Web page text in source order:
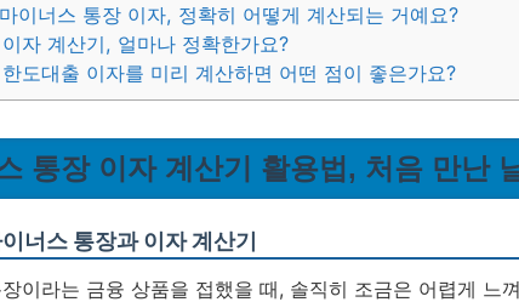
이너스 통장 이자, 정확히 어떻게 계산되는 거예요?
이자 계산기, 얼마나 정확한가요?
한도대출 이자를 미리 계산하면 어떤 점이 좋은가요?
통장 이자 계산기 활용법, 처음 만난
너스 통장과 이자 계산기
이라는 금융 상품을 접했을 때, 솔직히 조금은 어렵게 느